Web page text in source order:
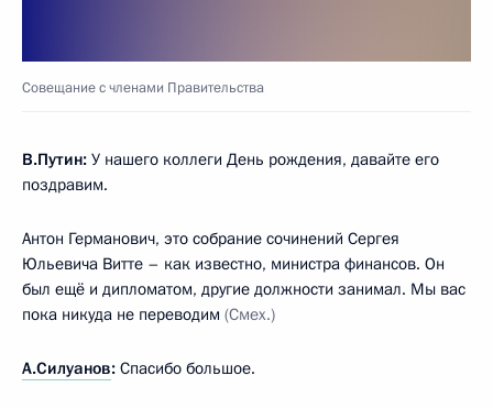
Совещание с членами Правительства
В.Путин: У нашего коллеги День рождения, давайте его
поздравим.
Антон Германович, это собрание сочинений Сергея
Юльевича Витте – как известно, министра финансов. Он
был ещё и дипломатом, другие должности занимал. Мы вас
пока никуда не переводим (Смех.)
А.Силуанов: Спасибо большое.